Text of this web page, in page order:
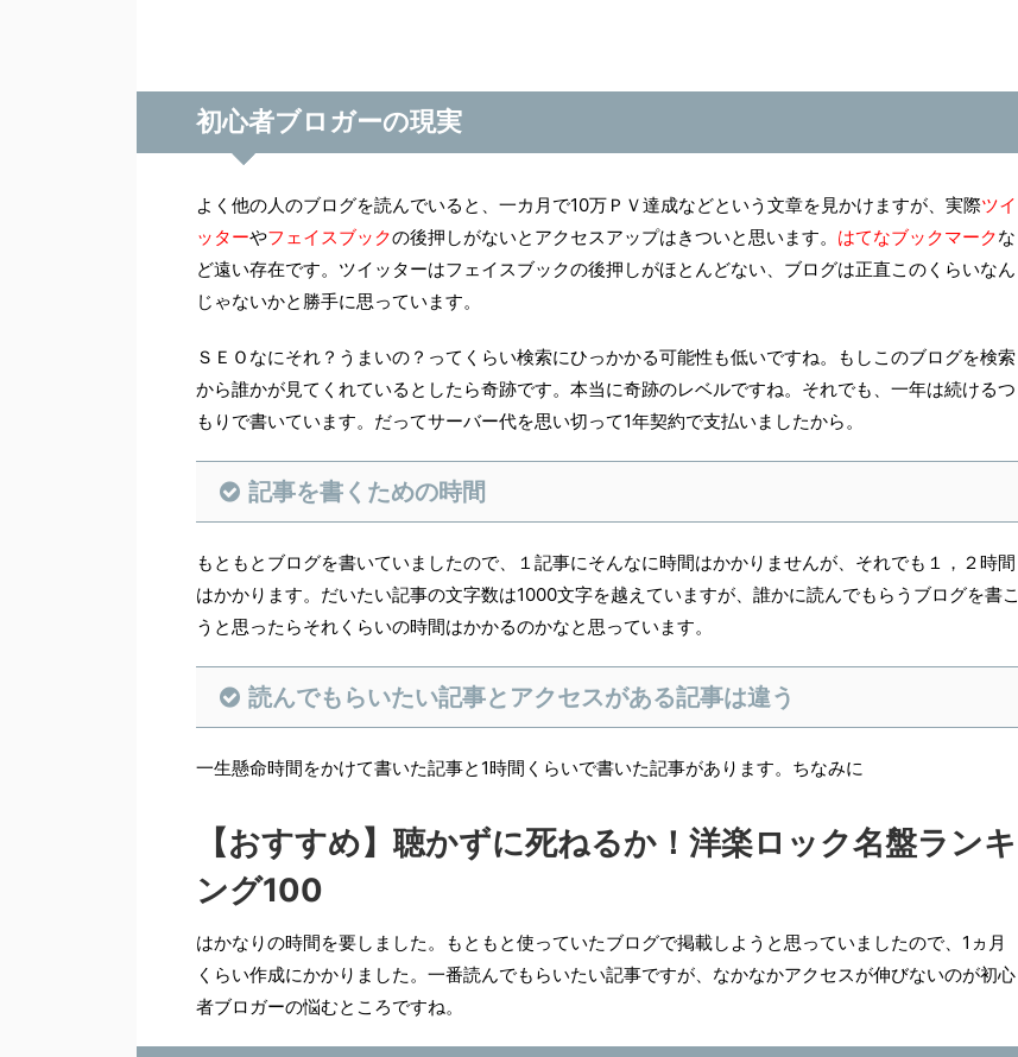
初心者ブロガーの現実
よく他の人のブログを読んでいると、一カ月で10万ＰＶ達成などという文章を見かけますが、実際ツイ
ッターやフェイスブックの後押しがないとアクセスアップはきついと思います。 はてなブックマークな
ど遠い存在です。ツイッターはフェイスブックの後押しがほとんどない、ブログは正直このくらいなん
じゃないかと勝手に思っています。
ＳＥＯなにそれ？うまいの？ってくらい検索にひっかかる可能性も低いですね。もしこのブログを検索
から誰かが見てくれているとしたら奇跡です。本当に奇跡のレベルですね。それでも、一年は続けるつ
もりで書いています。だってサーバー代を思い切って1年契約で支払いましたから。
記事を書くための時間
もともとブログを書いていましたので、１記事にそんなに時間はかかりませんが、それでも１，２時間
はかかります。だいたい記事の文字数は1000文字を越えていますが、誰かに読んでもらうブログを書こ
うと思ったらそれくらいの時間はかかるのかなと思っています。
読んでもらいたい記事とアクセスがある記事は違う
一生懸命時間をかけて書いた記事と1時間くらいで書いた記事があります。ちなみに
【おすすめ】聴かずに死ねるか！洋楽ロック名盤ランキ
ング100
はかなりの時間を要しました。もともと使っていたブログで掲載しようと思っていましたので、1ヵ月
くらい作成にかかりました。一番読んでもらいたい記事ですが、なかなかアクセスが伸びないのが初心
者ブロガーの悩むところですね。